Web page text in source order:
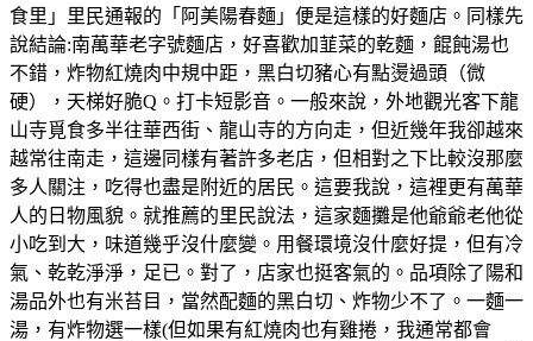
食里」里民通報的「阿美陽春麵」便是這樣的好麵店。同樣先
說結論:南萬華老字號麵店，好喜歡加韮菜的乾麵，餛飩湯也
不錯，炸物紅燒肉中規中距，黑白切豬心有點燙過頭（微
硬），天梯好脆Q。打卡短影音。一般來說，外地觀光客下龍
山寺覓食多半往華西街、龍山寺的方向走，但近幾年我卻越來
越常往南走，這邊同樣有著許多老店，但相對之下比較沒那麼
多人關注，吃得也盡是附近的居民。這要我說，這裡更有萬華
人的日物風貌。就推薦的里民說法，這家麵攤是他爺爺老他從
小吃到大，味道幾乎沒什麼變。用餐環境沒什麼好提，但有冷
氣、乾乾淨淨，足已。對了，店家也挺客氣的。品項除了陽和
湯品外也有米苔目，當然配麵的黑白切、炸物少不了。一麵一
湯，有炸物選一樣(但如果有紅燒肉也有雞捲，我通常都會